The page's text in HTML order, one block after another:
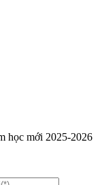
học mới 2025-2026